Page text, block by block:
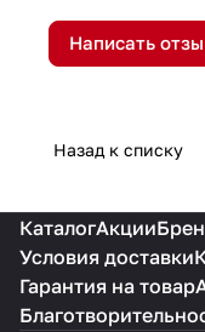
Написать
Назад к списку
КаталогАкции
Условия доставки
Гарантия на товар